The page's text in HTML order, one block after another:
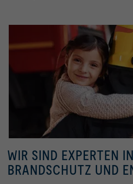
WIR SIND EXPERTEN IN
BRANDSCHUTZ UND